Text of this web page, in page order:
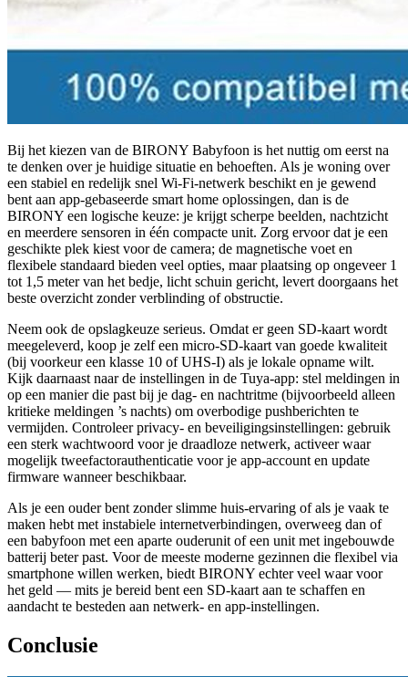
Bij het kiezen van de BIRONY Babyfoon is het nuttig om eerst na
te denken over je huidige situatie en behoeften. Als je woning over
een stabiel en redelijk snel Wi‑Fi‑netwerk beschikt en je gewend
bent aan app‑gebaseerde smart home oplossingen, dan is de
BIRONY een logische keuze: je krijgt scherpe beelden, nachtzicht
en meerdere sensoren in één compacte unit. Zorg ervoor dat je een
geschikte plek kiest voor de camera; de magnetische voet en
flexibele standaard bieden veel opties, maar plaatsing op ongeveer 1
tot 1,5 meter van het bedje, licht schuin gericht, levert doorgaans het
beste overzicht zonder verblinding of obstructie.
Neem ook de opslagkeuze serieus. Omdat er geen SD‑kaart wordt
meegeleverd, koop je zelf een micro‑SD‑kaart van goede kwaliteit
(bij voorkeur een klasse 10 of UHS‑I) als je lokale opname wilt.
Kijk daarnaast naar de instellingen in de Tuya‑app: stel meldingen in
op een manier die past bij je dag‑ en nachtritme (bijvoorbeeld alleen
kritieke meldingen ’s nachts) om overbodige pushberichten te
vermijden. Controleer privacy‑ en beveiligingsinstellingen: gebruik
een sterk wachtwoord voor je draadloze netwerk, activeer waar
mogelijk tweefactorauthenticatie voor je app‑account en update
firmware wanneer beschikbaar.
Als je een ouder bent zonder slimme huis‑ervaring of als je vaak te
maken hebt met instabiele internetverbindingen, overweeg dan of
een babyfoon met een aparte ouderunit of een unit met ingebouwde
batterij beter past. Voor de meeste moderne gezinnen die flexibel via
smartphone willen werken, biedt BIRONY echter veel waar voor
het geld — mits je bereid bent een SD‑kaart aan te schaffen en
aandacht te besteden aan netwerk- en app‑instellingen.
Conclusie